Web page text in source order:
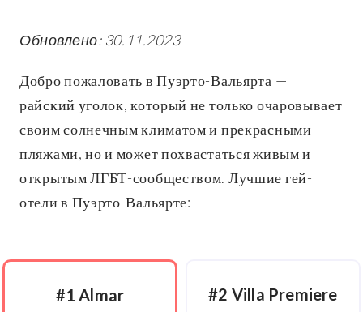
Обновлено: 30.11.2023
Добро пожаловать в Пуэрто-Вальярта —
райский уголок, который не только очаровывает
своим солнечным климатом и прекрасными
пляжами, но и может похвастаться живым и
открытым ЛГБТ-сообществом. Лучшие гей-
отели в Пуэрто-Вальярте:
#1 Almar #2 Villa Premiere